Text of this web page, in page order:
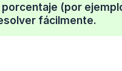
(por
fácilmente.